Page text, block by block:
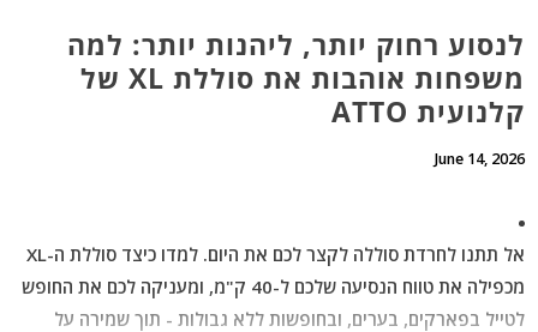
לנסוע רחוק יותר, ליהנות יותר: למה
משפחות אוהבות את סוללת XL של
קלנועית ATTO
June 14, 2026
אל תתנו לחרדת סוללה לקצר לכם את היום. למדו כיצד סוללת ה-XL
מכפילה את טווח הנסיעה שלכם ל-40 ק"מ, ומעניקה לכם את החופש
לטייל בפארקים, בערים, ובחופשות ללא גבולות - תוך שמירה על